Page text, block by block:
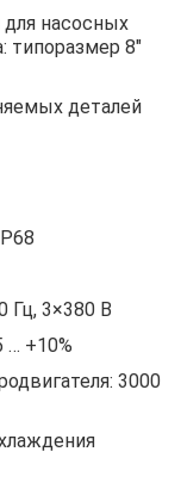
насосных
типоразмер 8″
деталей
Гц, 3×380 В
… +10%
3000